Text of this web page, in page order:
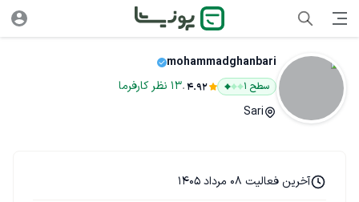
mohammadghanbari
سطح ۱ 4.92
.
13 نظر کارفرما
Sari
آخرین فعالیت 08 مرداد 1405